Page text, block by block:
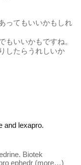
ってもいいかもしれ
もいいかもですね。
したらうれしいか
and lexapro.
Biotek
ephedr (more…)